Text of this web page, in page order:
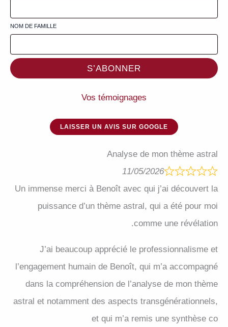
NOM DE FAMILLE
S’ABONNER
Vos témoignages
LAISSER UN AVIS SUR GOOGLE
Analyse de mon thème astral
11/05/2026
Un immense merci à Benoît avec qui j’ai découvert la
puissance d’un thème astral, qui a été pour moi
comme une révélation.
J’ai beaucoup apprécié le professionnalisme et
l’engagement humain de Benoît, qui m’a accompagné
dans la compréhension de l’analyse de mon thème
astral et notamment des aspects transgénérationnels,
et qui m’a remis une synthèse co